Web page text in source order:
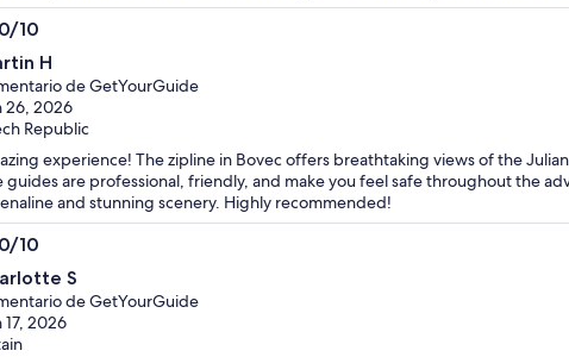
10
H
de GetYourGuide
26, 2026
Republic
experience! The zipline in Bovec offers breathtaking views of the
guides are professional, friendly, and make you feel safe throughout the
and stunning scenery. Highly recommended!
10
S
de GetYourGuide
17, 2026